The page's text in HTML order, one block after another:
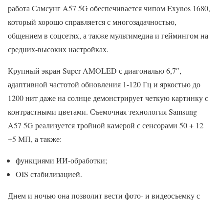
работа Самсунг A57 5G обеспечивается чипом Exynos 1680,
который хорошо справляется с многозадачностью,
общением в соцсетях, а также мультимедиа и геймингом на
средних-высоких настройках.
Крупный экран Super AMOLED с диагональю 6,7″,
адаптивной частотой обновления 1-120 Гц и яркостью до
1200 нит даже на солнце демонстрирует четкую картинку с
контрастными цветами. Съемочная технология Samsung
A57 5G реализуется тройной камерой с сенсорами 50 + 12
+5 МП, а также:
функциями ИИ-обработки;
OIS стабилизацией.
Днем и ночью она позволит вести фото- и видеосъемку с